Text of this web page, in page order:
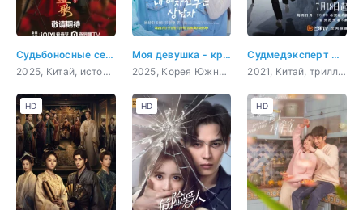
Судьбоносные сердца
2025, Китай, история, мистика, романтика
Моя девушка - крутой парень
2025, Корея Южная, комедия, романтика, фэнтези
Судмедэксперт Цинь Мин: Немое доказательство
2021, Китай, триллер, мистика
HD HD HD